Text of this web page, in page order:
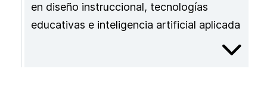
en diseño instruccional, tecnologías
educativas e inteligencia artificial aplicada